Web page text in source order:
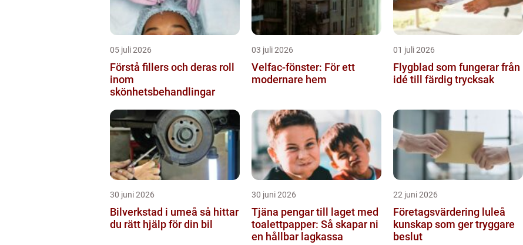
05 juli 2026
Förstå fillers och deras roll
inom
skönhetsbehandlingar
03 juli 2026
Velfac-fönster: För ett
modernare hem
01 juli 2026
Flygblad som fungerar från
idé till färdig trycksak
30 juni 2026
Bilverkstad i umeå så hittar
du rätt hjälp för din bil
30 juni 2026
Tjäna pengar till laget med
toalettpapper: Så skapar ni
en hållbar lagkassa
22 juni 2026
Företagsvärdering luleå
kunskap som ger tryggare
beslut